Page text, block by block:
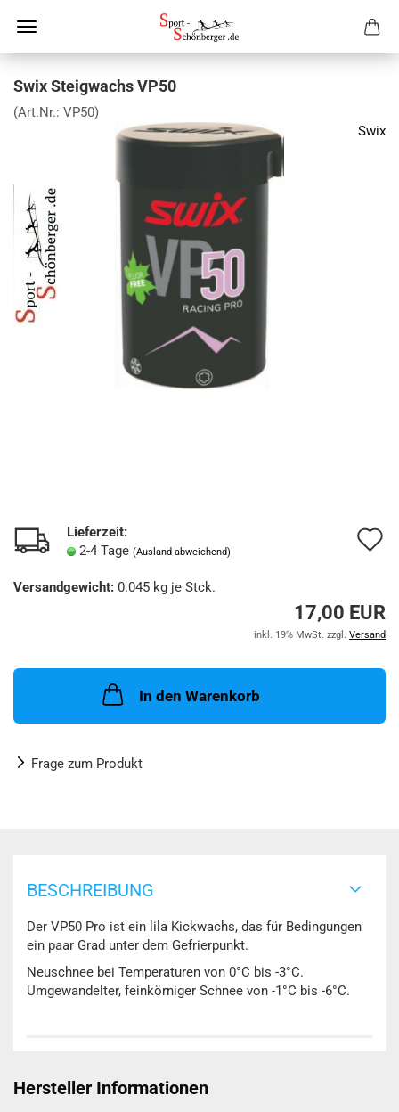
Swix Steigwachs VP50
(Art.Nr.: VP50)
Swix
Lieferzeit:
2-4 Tage (Ausland abweichend)
Versandgewicht: 0.045 kg je Stck.
17,00 EUR
inkl. 19% MwSt. zzgl. Versand
In den Warenkorb
Frage zum Produkt
BESCHREIBUNG
Der VP50 Pro ist ein lila Kickwachs, das für Bedingungen
ein paar Grad unter dem Gefrierpunkt.
Neuschnee bei Temperaturen von 0°C bis -3°C.
Umgewandelter, feinkörniger Schnee von -1°C bis -6°C.
Hersteller Informationen